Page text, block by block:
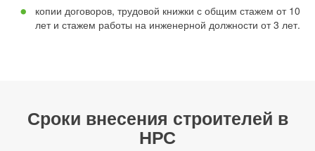
копии договоров, трудовой книжки с общим стажем от 10
лет и стажем работы на инженерной должности от 3 лет.
Сроки внесения строителей в
НРС